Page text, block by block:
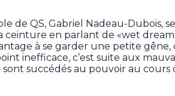
de QS, Gabriel Nadeau-Dubois,
ceinture en parlant de «wet
à se garder une petite gêne,
inefficace, c’est suite aux
succédés au pouvoir au cours